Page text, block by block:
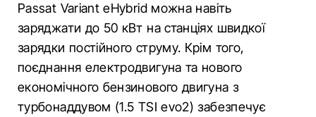
Passat Variant eHybrid можна навіть
заряджати до 50 кВт на станціях швидкої
зарядки постійного струму. Крім того,
поєднання електродвигуна та нового
економічного бензинового двигуна з
турбонаддувом (1.5 TSI evo2) забезпечує